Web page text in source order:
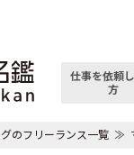
仕事を依頼
方
のフリーランス一覧